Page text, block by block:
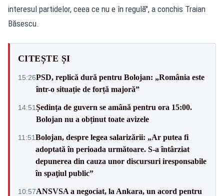
interesul partidelor, ceea ce nu e în regulă", a conchis Traian
Băsescu.
CITEȘTE ȘI
15:26PSD, replică dură pentru Bolojan: „România este
într-o situație de forță majoră”
14:51Ședința de guvern se amână pentru ora 15:00.
Bolojan nu a obținut toate avizele
11:51Bolojan, despre legea salarizării: „Ar putea fi
adoptată în perioada următoare. S-a întârziat
depunerea din cauza unor discursuri iresponsabile
în spaţiul public”
10:57ANSVSA a negociat, la Ankara, un acord pentru